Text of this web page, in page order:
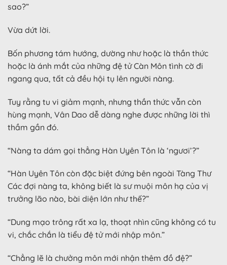
sao?”
Vừa dứt lời.
Bốn phương tám hướng, dường như hoặc là thần thức
hoặc là ánh mắt của những đệ tử Càn Môn tình cờ đi
ngang qua, tất cả đều hội tụ lên người nàng.
Tuy rằng tu vi giảm mạnh, nhưng thần thức vẫn còn
hùng mạnh, Vân Dao dễ dàng nghe được những lời thì
thầm gần đó.
“Nàng ta dám gọi thẳng Hàn Uyên Tôn là ‘ngươi’?”
“Hàn Uyên Tôn còn đặc biệt đứng bên ngoài Tàng Thư
Các đợi nàng ta, không biết là sư muội môn hạ của vị
trưởng lão nào, bài diện lớn như thế?”
“Dung mạo trông rất xa lạ, thoạt nhìn cũng không có tu
vi, chắc chắn là tiểu đệ tử mới nhập môn.”
“Chẳng lẽ là chưởng môn mới nhận thêm đồ đệ?”